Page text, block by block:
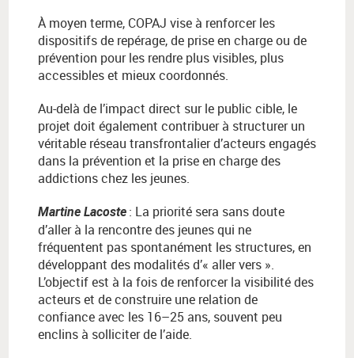
À moyen terme, COPAJ vise à renforcer les
dispositifs de repérage, de prise en charge ou de
prévention pour les rendre plus visibles, plus
accessibles et mieux coordonnés.
Au-delà de l’impact direct sur le public cible, le
projet doit également contribuer à structurer un
véritable réseau transfrontalier d’acteurs engagés
dans la prévention et la prise en charge des
addictions chez les jeunes.
Martine Lacoste : La priorité sera sans doute
d’allerà la rencontre des jeunes qui ne
fréquentent pas spontanément les structures, en
développant des modalités d’« aller vers ».
L’objectif est à la fois de renforcer la visibilitédes
acteurs et de construire une relation de
confiance avec les 16–25 ans, souvent peu
enclinsà solliciter de l’aide.